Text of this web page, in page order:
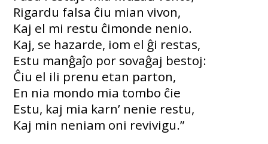
Rigardu falsa ĉiu mian vivon,
Kaj el mi restu ĉimonde nenio.
Kaj, se hazarde, iom el ĝi restas,
Estu manĝaĵo por sovaĝaj bestoj:
Ĉiu el ili prenu etan parton,
En nia mondo mia tombo ĉie
Estu, kaj mia karn’ nenie restu,
Kaj min neniam oni revivigu.”